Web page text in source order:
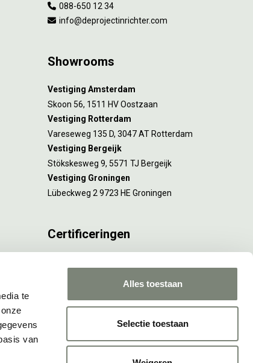
te
van
Alles toestaan
Selectie toestaan
088-650 12 34
info@deprojectinrichter.com
Showrooms
Vestiging Amsterdam
Skoon 56, 1511 HV Oostzaan
Vestiging Rotterdam
Vareseweg 135 D, 3047 AT Rotterdam
Vestiging Bergeijk
Stökskesweg 9, 5571 TJ Bergeijk
Vestiging Groningen
Lübeckweg 2 9723 HE Groningen
Certificeringen
Rotterdam en Culemborg.